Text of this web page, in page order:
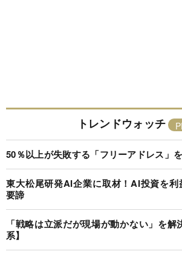
トレンドウォッチ
50％以上が失敗する「フリーアドレス」
東大松尾研発AI企業に取材！AI投資を
要諦
「戦略は立派だが現場が動かない」を
系】